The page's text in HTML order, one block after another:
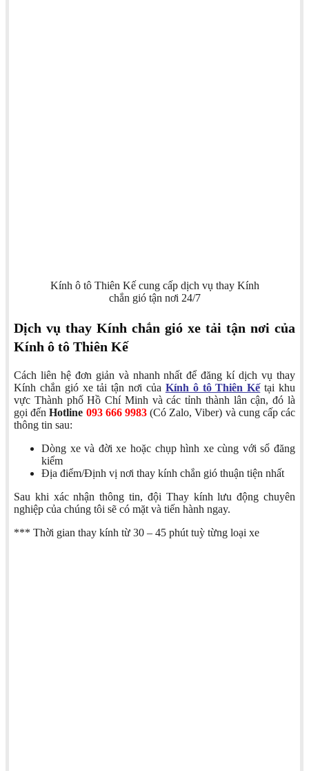
Kính ô tô Thiên Kế cung cấp dịch vụ thay Kính
chắn gió tận nơi 24/7
Dịch vụ thay Kính chắn gió xe tải tận nơi của
Kính ô tô Thiên Kế
Cách liên hệ đơn giản và nhanh nhất để đăng kí dịch vụ thay
Kính chắn gió xe tải tận nơi của Kính ô tô Thiên Kếtại khu
vực Thành phố Hồ Chí Minh và các tỉnh thành lân cận, đó là
gọi đếnHotline 093 666 9983(Có Zalo, Viber) và cung cấp các
thông tin sau:
Dòng xe và đời xe hoặc chụp hình xe cùng với sổ đăng
kiểm
Địa điểm/Định vị nơi thay kính chắn gió thuận tiện nhất
Sau khi xác nhận thông tin, đội Thay kính lưu động chuyên
nghiệp của chúng tôi sẽ có mặt và tiến hành ngay.
*** Thời gian thay kính từ 30 – 45 phút tuỳ từng loại xe